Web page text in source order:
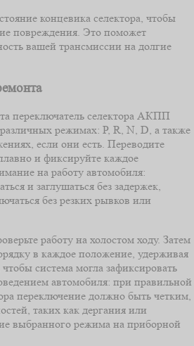
концевика селектора, чтобы
повреждения. Это поможет
вашей трансмиссии на долгие
переключатель селектора АКПП
режимах: P, R, N, D, а также
если они есть. Переводите
и фиксируйте каждое
на работу автомобиля:
и заглушаться без задержек,
без резких рывков или
работу на холостом ходу. Затем
в каждое положение, удерживая
система могла зафиксировать
автомобиля: при правильной
переключение должно быть четким,
таких как дергания или
выбранного режима на приборной